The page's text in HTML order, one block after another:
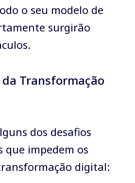
o seu modelo de
surgirão
Transformação
dos desafios
que impedem os
digital: